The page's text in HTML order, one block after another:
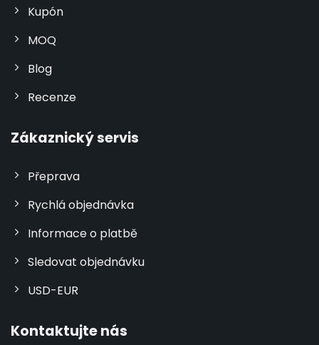
Kupón
MOQ
Blog
Recenze
Zákaznický servis
Přeprava
Rychlá objednávka
Informace o platbě
Sledovat objednávku
USD-EUR
Kontaktujte nás